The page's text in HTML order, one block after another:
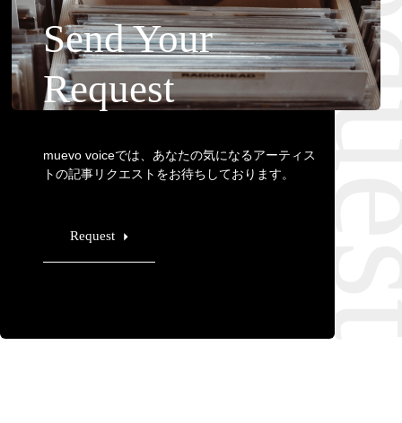
Send Your
Request
muevo voiceでは、あなたの気になるアーティス
トの記事リクエストをお待ちしております。
Request